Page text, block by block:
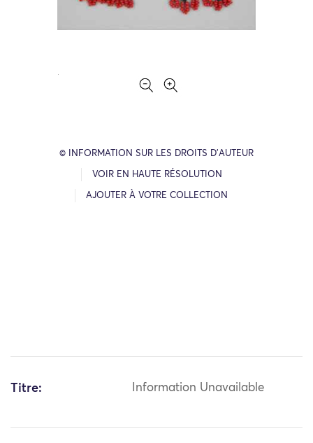
© INFORMATION SUR LES DROITS D’AUTEUR
VOIR EN HAUTE RÉSOLUTION
AJOUTER À VOTRE COLLECTION
Titre: Information Unavailable